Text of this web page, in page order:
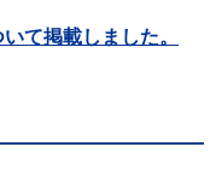
て掲載しました。